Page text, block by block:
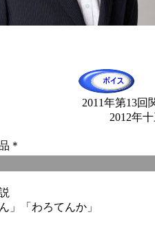
2011年第13回
2012年
＊
」「わろてんか」